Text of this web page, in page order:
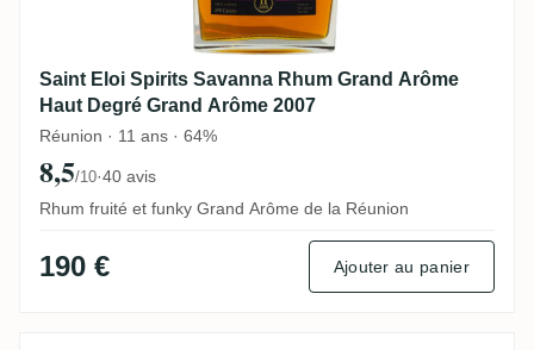
Saint Eloi Spirits Savanna Rhum Grand Arôme
Haut Degré Grand Arôme 2007
Réunion · 11 ans · 64%
8,5/10·40 avis
Rhum fruité et funky Grand Arôme de la Réunion
190 € Ajouter au panier